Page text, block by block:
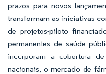
prazos para novos
transformam as iniciativas
de projetos-piloto
permanentes de saúde
incorporam a cobertura
nacionais, o mercado de